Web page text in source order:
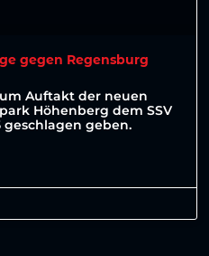
gegen Regensburg
Auftakt der neuen
Höhenberg dem SSV
geschlagen geben.